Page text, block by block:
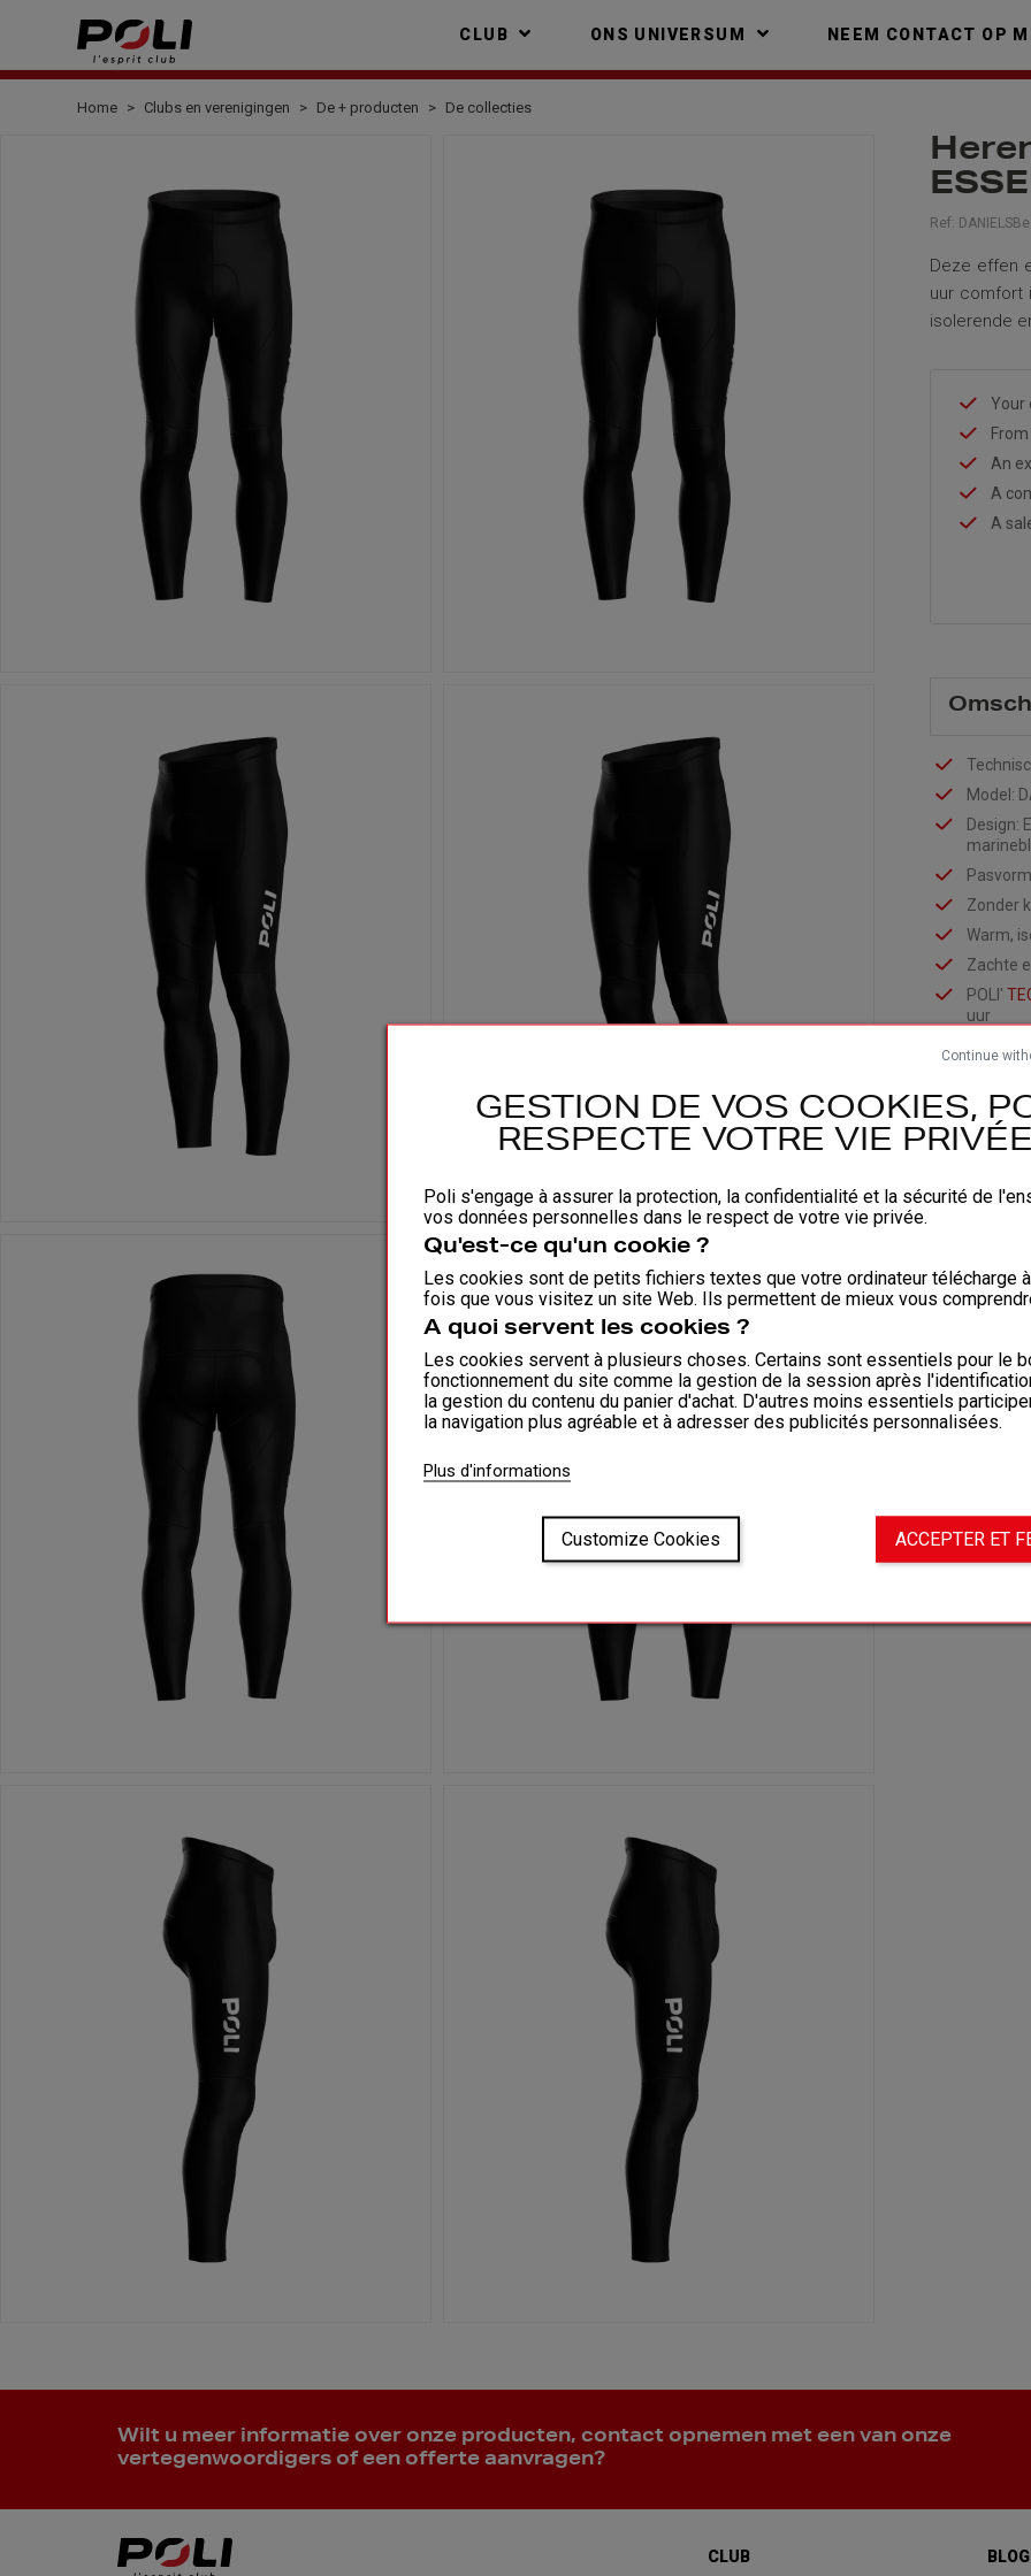
CLUB ONS UNIVERSUM NEEM CONTACT OP
Home Clubs en verenigingen De + producten De collecties
Ref:
Deze effen
uur comfort
isolerende
Your
An
A
A
Model:
Design:
Zonder
Warm,
Zachte
POLI'
uur
Wit
Laser-
lichtheid
Wilt u meer informatie over onze producten, contact opnemen met een van onze
vertegenwoordigers of een offerte aanvragen?
CLUB
Continue
GESTION DE VOS COOKIES,
RESPECTE VOTRE VIE
Poli s'engage à assurer la protection, la confidentialité et la sécurité de
vos données personnelles dans le respect de votre vie privée.
Qu'est-ce qu'un cookie ?
Les cookies sont de petits fichiers textes que votre ordinateur télécharge
fois que vous visitez un site Web. Ils permettent de mieux vous
A quoi servent les cookies ?
Les cookies servent à plusieurs choses. Certains sont essentiels pour le
fonctionnement du site comme la gestion de la session après
la gestion du contenu du panier d'achat. D'autres moins essentiels
la navigation plus agréable et à adresser des publicités personnalisées.
Plus d'informations
ACCEPTER ET
Customize Cookies